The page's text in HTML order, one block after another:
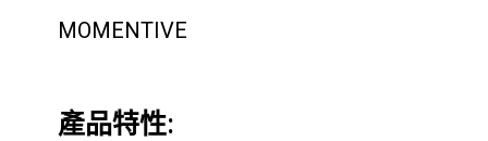
MOMENTIVE
產品特性: